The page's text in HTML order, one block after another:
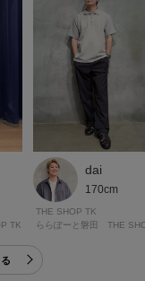
工可
－5cmから加工可
9cmから加工可
工可
認ください。
：03（L）
TK
dai
170cm
THE SHOP TK